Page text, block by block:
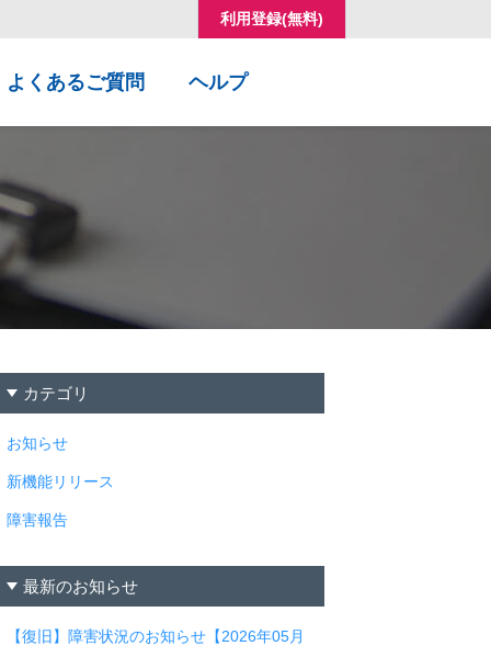
利用登録(無料)
コ
移
よくあるご質問 ヘルプ
カテゴリ
お知らせ
新機能リリース
障害報告
最新のお知らせ
【復旧】障害状況のお知らせ【2026年05月